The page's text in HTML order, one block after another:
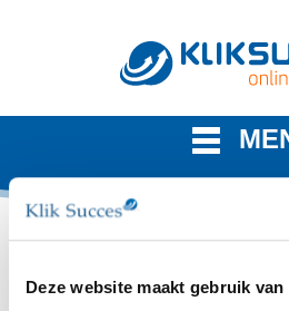
Deze website maakt gebruik van
Ad Preview